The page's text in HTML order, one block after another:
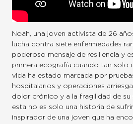
Noah, una joven activista de 26
lucha contra siete enfermedades
poderoso mensaje de resiliencia y
primera ecografía cuando tan solo
vida ha estado marcada por
hospitalarios y operaciones
dolor crónico y a la fragilidad de su
esta no es solo una historia de
inspirador de una joven que ha